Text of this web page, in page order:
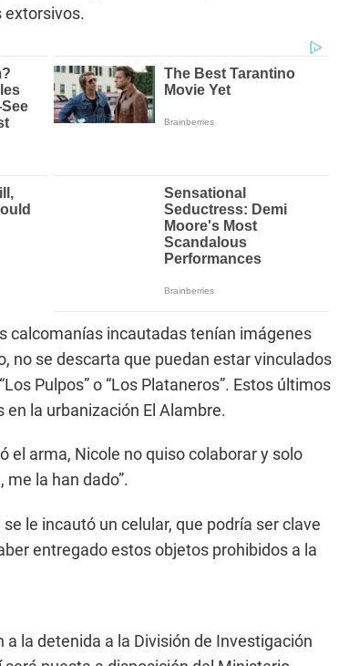
extorsivos.
calcomanías incautadas tenían imágenes
no se descarta que puedan estar vinculados
Pulpos” o “Los Plataneros”. Estos últimos
la urbanización El Alambre.
el arma, Nicole no quiso colaborar y solo
me la han dado”.
le incautó un celular, que podría ser clave
entregado estos objetos prohibidos a la
a la detenida a la División de Investigación